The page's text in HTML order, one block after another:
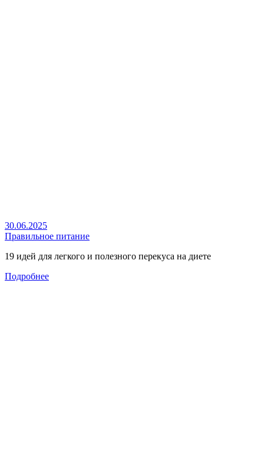
30.06.2025
Правильное питание
19 идей для легкого и полезного перекуса на диете
Подробнее